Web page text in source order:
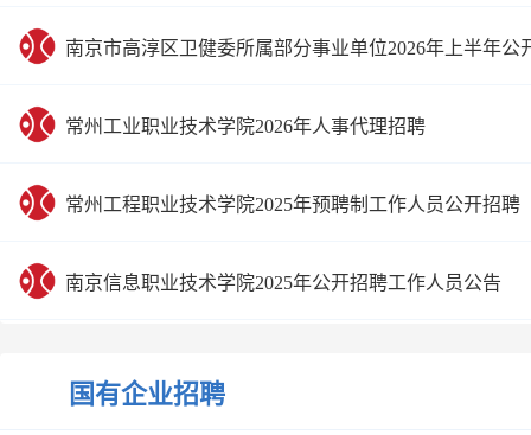
南京市高淳区卫健委所属部分事业单位2026年上半年公
常州工业职业技术学院2026年人事代理招聘
常州工程职业技术学院2025年预聘制工作人员公开招聘
南京信息职业技术学院2025年公开招聘工作人员公告
国有企业招聘